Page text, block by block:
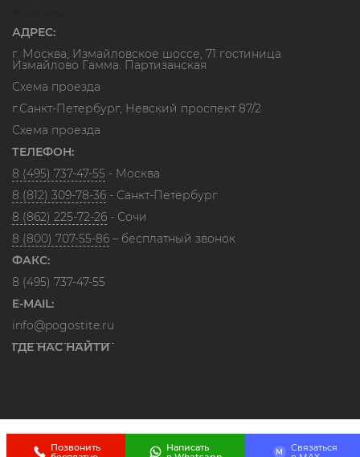
АДРЕС:
г. Москва, Измайловское шоссе, 71 гостиница
Измайлово Гамма. Партизанская
Схема проезда
г.Санкт-Петербург, Невский проспект 87/2
Схема проезда
ТЕЛЕФОН:
8 (495) 737-47-55 - Москва
8 (812) 309-78-36 - Санкт-Петербург
8 (862) 225-72-26 - Сочи
8 (800) 707-55-86 – бесплатный звонок
ФАКС:
8 (495) 737-47-55
E-MAIL:
info@pogostite.ru
ГДЕ НАС НАЙТИ
Позвонить
Написать
M
Связаться